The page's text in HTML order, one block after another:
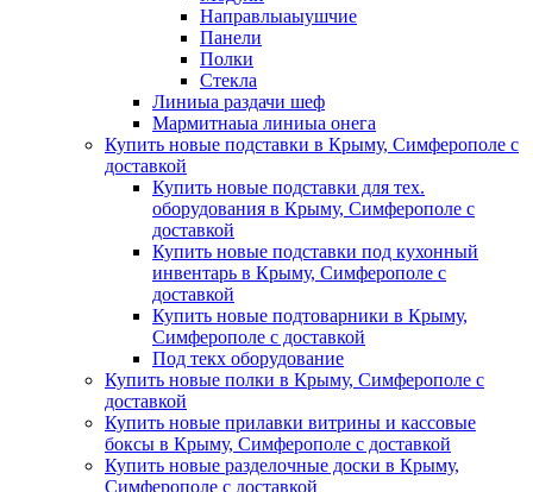
Направлыаыушчие
Панели
Полки
Стекла
Линиыа раздачи шеф
Мармитнаыа линиыа онега
Купить новые подставки в Крыму, Симферополе с
доставкой
Купить новые подставки для тех.
оборудования в Крыму, Симферополе с
доставкой
Купить новые подставки под кухонный
инвентарь в Крыму, Симферополе с
доставкой
Купить новые подтоварники в Крыму,
Симферополе с доставкой
Под текх оборудование
Купить новые полки в Крыму, Симферополе с
доставкой
Купить новые прилавки витрины и кассовые
боксы в Крыму, Симферополе с доставкой
Купить новые разделочные доски в Крыму,
Симферополе с доставкой